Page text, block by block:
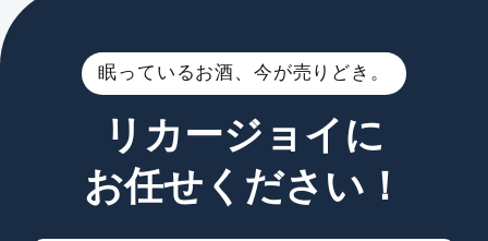
眠っているお酒、今が売りどき。
リカージョイに
お任せください！